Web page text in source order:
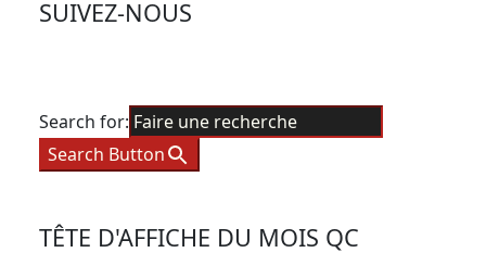
SUIVEZ-NOUS
Search for:
Search Button
TÊTE D'AFFICHE DU MOIS QC